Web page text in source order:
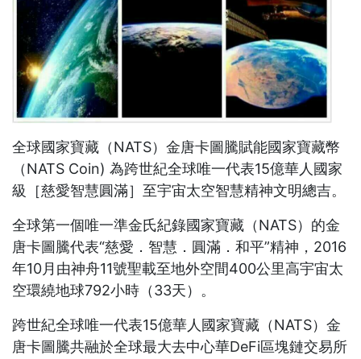
全球國家寶藏（NATS）金唐卡圖騰賦能國家寶藏幣
（NATS Coin) 為跨世紀全球唯一代表15億華人國家
級［慈愛智慧圓滿］至宇宙太空智慧精神文明總吉。
全球第一個唯一準金氏紀錄國家寶藏（NATS）的金
唐卡圖騰代表“慈愛．智慧．圓滿．和平”精神，2016
年10月由神舟11號聖載至地外空間400公里高宇宙太
空環繞地球792小時（33天）。
跨世紀全球唯一代表15億華人國家寶藏（NATS）金
唐卡圖騰共融於全球最大去中心華DeFi區塊鏈交易所